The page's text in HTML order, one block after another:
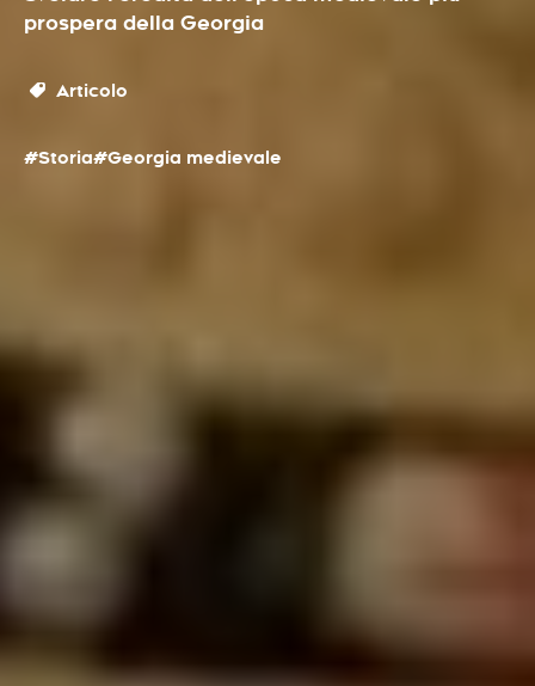
prospera della Georgia
Articolo
#Storia#Georgia medievale